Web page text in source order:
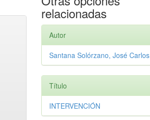
relacionadas
Autor
Santana Solórzano, José Carlos
Título
INTERVENCIÓN